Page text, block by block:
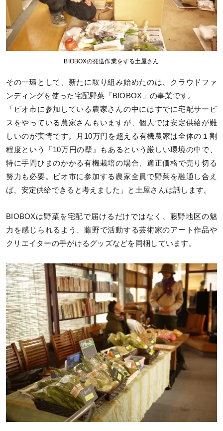
BIOBOXの発送作業をする土屋さん
その一環として、新たに取り組み始めたのは、クラウドファ
ンディングを使った宅配野菜「BIOBOX」の事業です。
「ビオ市に参加している農家さんの中にはすでに宅配サービ
スをやっている農家さんもいますが、個人では安定供給が難
しいのが実情です。月10万円を超える有機農家は全体の１割
程度という『10万円の壁』もあるという厳しい環境の中で、
特に手間ひまのかかる有機栽培の場合、適正価格で売り切る
努力も必要。ビオ市に参加する農家全員で野菜を融通し合え
ば、安定供給できると考えました」と土屋さんは話します。
BIOBOXは野菜を宅配で届けるだけではなく、藤野地区の魅
力を感じられるよう、藤野で活動する芸術家のアート作品や
クリエイターの手がけるグッズなどを同梱しています。